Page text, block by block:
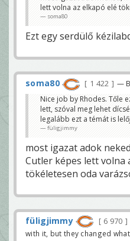
lett volna az elkapó elé
soma80
Ezt egy serdülő
soma80 1 422 —
Nice job by Rhodes. Tőle
lett, szóval meg lehet
legalább ezt a témát is
füligjimmy
most igazat adok
Cutler képes lett volna
tökéletesen oda
füligjimmy 6 970
with it, but they changed